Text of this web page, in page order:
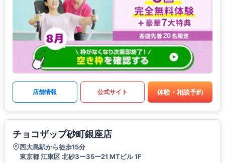
店舗情報 公式サイト 体験・相談予約
チョコザップ砂町銀座店
西大島駅から徒歩15分
東京都 江東区 北砂3ー35ー21 MTビル 1F